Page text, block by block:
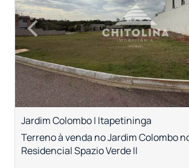
‹Previous
Jardim Colombo | Itapetininga
Terreno à venda no Jardim Colombo
Residencial Spazio Verde II